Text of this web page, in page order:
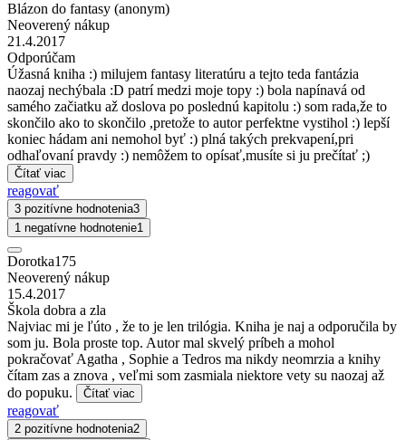
Blázon do fantasy (anonym)
Neoverený nákup
21.4.2017
Odporúčam
Úžasná kniha :) milujem fantasy literatúru a tejto teda fantázia
naozaj nechýbala :D patrí medzi moje topy :) bola napínavá od
samého začiatku až doslova po poslednú kapitolu :) som rada,že to
skončilo ako to skončilo ,pretože to autor perfektne vystihol :) lepší
koniec hádam ani nemohol byť :) plná takých prekvapení,pri
odhaľovaní pravdy :) nemôžem to opísať,musíte si ju prečítať ;)
Čítať viac
reagovať
3 pozitívne hodnotenia3
1 negatívne hodnotenie1
Dorotka175
Neoverený nákup
15.4.2017
Škola dobra a zla
Najviac mi je ľúto , že to je len trilógia. Kniha je naj a odporučila by
som ju. Bola proste top. Autor mal skvelý príbeh a mohol
pokračovať Agatha , Sophie a Tedros ma nikdy neomrzia a knihy
čítam zas a znova , veľmi som zasmiala niektore vety su naozaj až
do popuku.
Čítať viac
reagovať
2 pozitívne hodnotenia2